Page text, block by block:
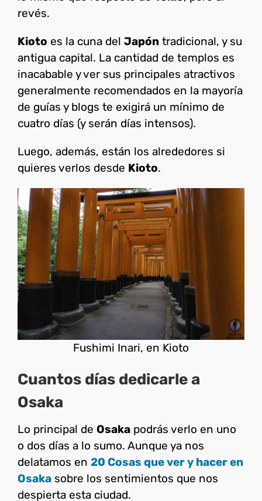
revés.
Kioto es la cuna del Japón tradicional, y su
antigua capital. La cantidad de templos es
inacabable y ver sus principales atractivos
generalmente recomendados en la mayoría
de guías y blogs te exigirá un mínimo de
cuatro días (y serán días intensos).
Luego, además, están los alrededores si
quieres verlos desde Kioto.
Fushimi Inari, en Kioto
Cuantos días dedicarle a
Osaka
Lo principal de Osaka podrás verlo en uno
o dos días a lo sumo. Aunque ya nos
delatamos en 20 Cosas que ver y hacer en
Osaka sobre los sentimientos que nos
despierta esta ciudad.